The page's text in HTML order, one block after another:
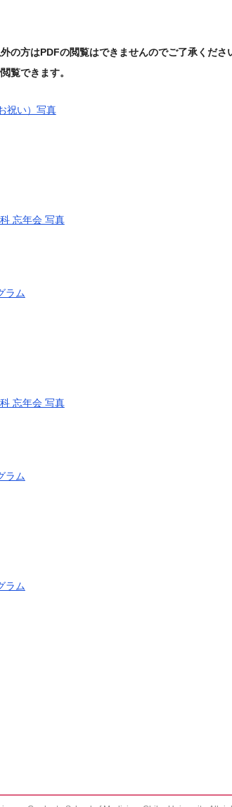
の方はPDFの閲覧はできませんのでご了承くださ
覧できます。
祝い）写真
忘年会 写真
ラム
忘年会 写真
ラム
ラム